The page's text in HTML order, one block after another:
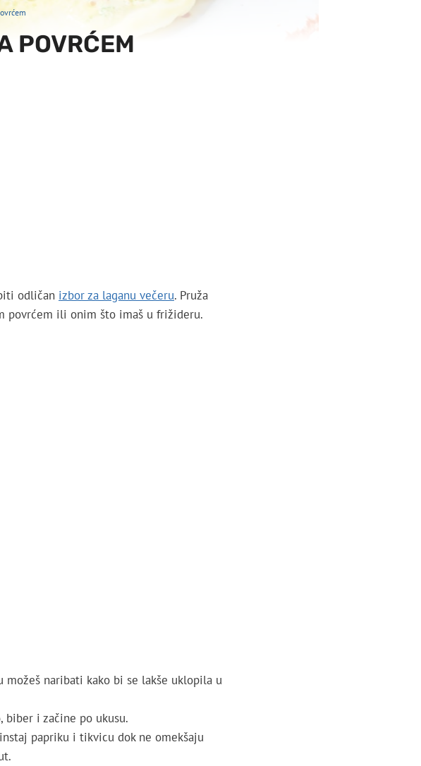
POVRĆEM
odličan izbor za laganu večeru. Pruža
povrćem ili onim što imaš u frižideru.
naribati kako bi se lakše uklopila u
i začine po ukusu.
papriku i tikvicu dok ne omekšaju